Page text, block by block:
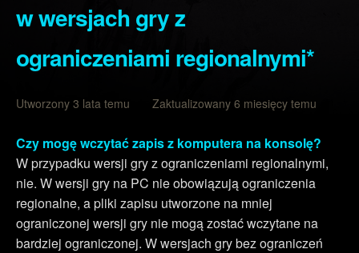
w wersjach gry z
ograniczeniami regionalnymi*
Utworzony 3 lata temu Zaktualizowany 6 miesięcy temu
Czy mogę wczytać zapis z komputera na konsolę?
W przypadku wersji gry z ograniczeniami regionalnymi,
nie. W wersji gry na PC nie obowiązują ograniczenia
regionalne, a pliki zapisu utworzone na mniej
ograniczonej wersji gry nie mogą zostać wczytane na
bardziej ograniczonej. W wersjach gry bez ograniczeń